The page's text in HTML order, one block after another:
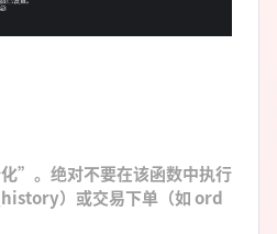
。绝对不要在该函数中执行
）或交易下单（如 ord